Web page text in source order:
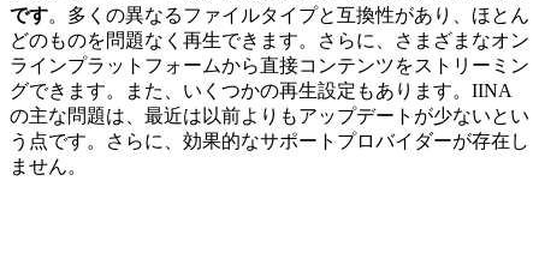
です。多くの異なるファイルタイプと互換性があり、ほとん
どのものを問題なく再生できます。さらに、さまざまなオン
ラインプラットフォームから直接コンテンツをストリーミン
グできます。また、いくつかの再生設定もあります。IINA
の主な問題は、最近は以前よりもアップデートが少ないとい
う点です。さらに、効果的なサポートプロバイダーが存在し
ません。